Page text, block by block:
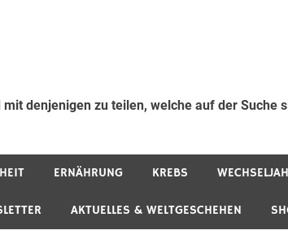
denjenigen zu teilen, welche auf der Suche
ERNÄHRUNG KREBS
AKTUELLES & WELTGESCHEHEN